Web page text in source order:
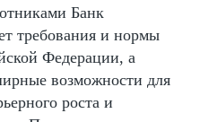
Банк
требования и нормы
Федерации, а
возможности для
роста и